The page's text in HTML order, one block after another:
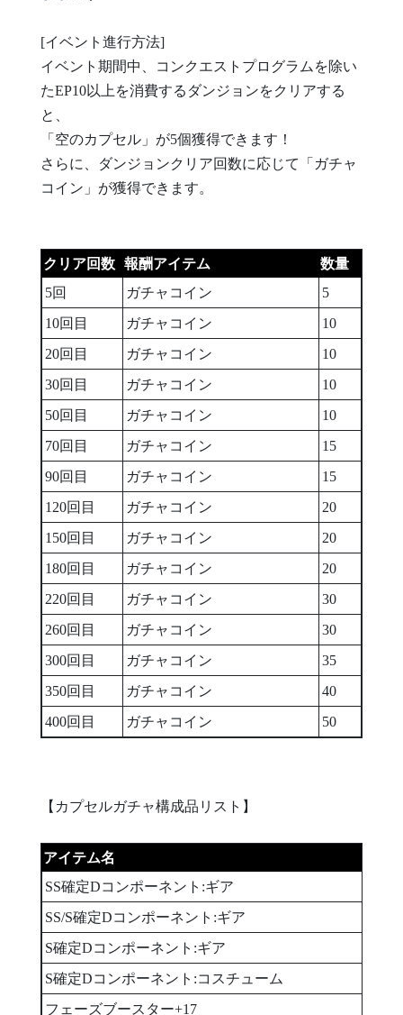
[イベント進行方法]
イベント期間中、コンクエストプログラムを除い
たEP10以上を消費するダンジョンをクリアする
と、
「空のカプセル」が5個獲得できます！
さらに、ダンジョンクリア回数に応じて「ガチャ
コイン」が獲得できます。
クリア回数 報酬アイテム
数量
5回
ガチャコイン
5
10回目
ガチャコイン
10
20回目
ガチャコイン
10
30回目
ガチャコイン
10
50回目
ガチャコイン
10
70回目
ガチャコイン
15
90回目
ガチャコイン
15
120回目
ガチャコイン
20
150回目
ガチャコイン
20
180回目
ガチャコイン
20
220回目
ガチャコイン
30
260回目
ガチャコイン
30
300回目
ガチャコイン
35
350回目
ガチャコイン
40
400回目
ガチャコイン 50
【カプセルガチャ構成品リスト】
アイテム名
SS確定Dコンポーネント:ギア
SS/S確定Dコンポーネント:ギア
S確定Dコンポーネント:ギア
S確定Dコンポーネント:コスチューム
フェーズブースター+17